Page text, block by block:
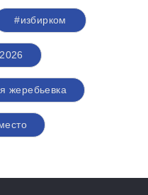
#избирком
жеребьевка